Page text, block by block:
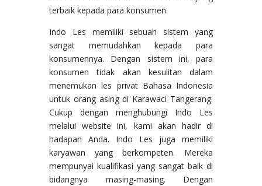
terbaik kepada para konsumen.
Indo Les memiliki sebuah sistem yang
sangat memudahkan kepada para
konsumennya. Dengan sistem ini, para
konsumen tidak akan kesulitan dalam
menemukan les privat Bahasa Indonesia
untuk orang asing di Karawaci Tangerang.
Cukup dengan menghubungi Indo Les
melalui website ini, kami akan hadir di
hadapan Anda. Indo Les juga memiliki
karyawan yang berkompeten. Mereka
mempunyai kualifikasi yang sangat baik di
bidangnya masing-masing. Dengan